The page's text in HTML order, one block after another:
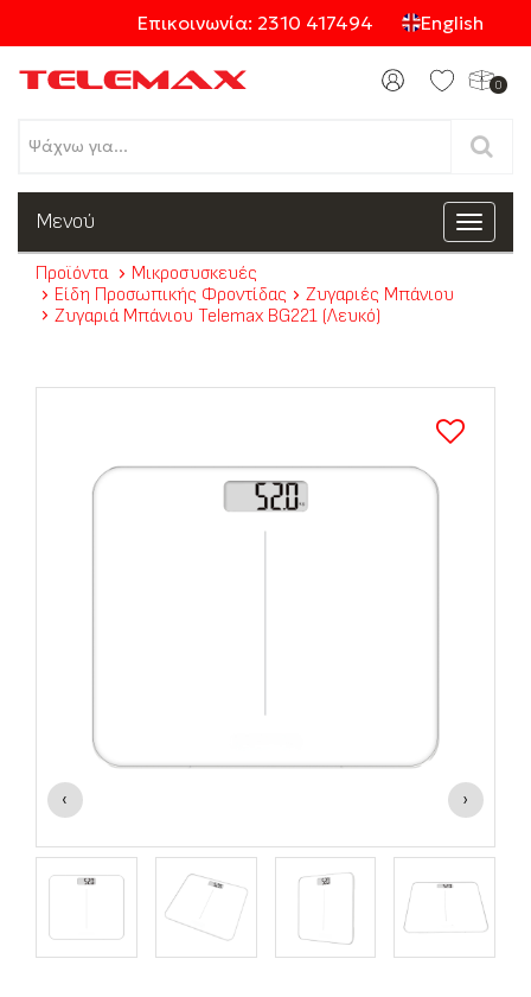
Επικοινωνία: 2310 417494 English
0
Προϊόντα
Κατηγορίες
Toggle
Μενού
Προϊόντα
Μικροσυσκευές
Είδη Προσωπικής Φροντίδας
Ζυγαριές Μπάνιου
Ζυγαριά Μπάνιου Telemax BG221 (Λευκό)
‹ ›